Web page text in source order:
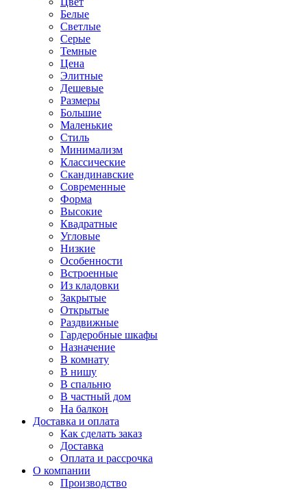
Белые
Светлые
Серые
Темные
Цена
Элитные
Дешевые
Размеры
Большие
Маленькие
Стиль
Минимализм
Классические
Скандинавские
Современные
Форма
Высокие
Квадратные
Угловые
Низкие
Особенности
Встроенные
Из кладовки
Закрытые
Открытые
Раздвижные
Гардеробные шкафы
Назначение
В комнату
В нишу
В спальню
В частный дом
На балкон
Доставка и оплата
Как сделать заказ
Доставка
Оплата и рассрочка
О компании
Производство